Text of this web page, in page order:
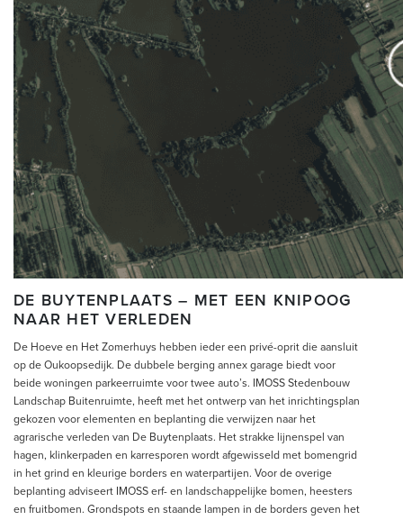
DE BUYTENPLAATS – MET EEN KNIPOOG
NAAR HET VERLEDEN
De Hoeve en Het Zomerhuys hebben ieder een privé-oprit die aansluit
op de Oukoopsedijk. De dubbele berging annex garage biedt voor
beide woningen parkeerruimte voor twee auto’s. IMOSS Stedenbouw
Landschap Buitenruimte, heeft met het ontwerp van het inrichtingsplan
gekozen voor elementen en beplanting die verwijzen naar het
agrarische verleden van De Buytenplaats. Het strakke lijnenspel van
hagen, klinkerpaden en karresporen wordt afgewisseld met bomengrid
in het grind en kleurige borders en waterpartijen. Voor de overige
beplanting adviseert IMOSS erf- en landschappelijke bomen, heesters
en fruitbomen. Grondspots en staande lampen in de borders geven het